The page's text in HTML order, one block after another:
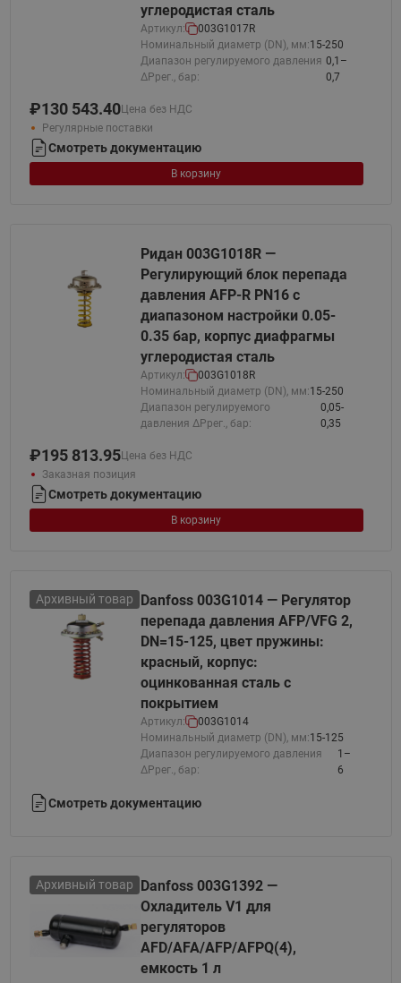
углеродистая сталь
Артикул:
003G1017R
Номинальный диаметр (DN), мм:15-250
Диапазон регулируемого давления
ΔPрег., бар:
0,1–
0,7
₽130 543.40Цена без НДС
Регулярные поставки
Смотреть документацию
В корзину
Ридан 003G1018R —
Регулирующий блок перепада
давления AFP-R PN16 с
диапазоном настройки 0.05-
0.35 бар, корпус диафрагмы
углеродистая сталь
Артикул:
003G1018R
Номинальный диаметр (DN), мм:15-250
Диапазон регулируемого
давления ΔPрег., бар:
0,05-
0,35
₽195 813.95Цена без НДС
Заказная позиция
Смотреть документацию
В корзину
Архивный товар
Danfoss 003G1014 — Регулятор
перепада давления AFP/VFG 2,
DN=15-125, цвет пружины:
красный, корпус:
оцинкованная сталь с
покрытием
Артикул:
003G1014
Номинальный диаметр (DN), мм:15-125
Диапазон регулируемого давления
ΔPрег., бар:
1–
6
Смотреть документацию
Архивный товар
Danfoss 003G1392 —
Охладитель V1 для
регуляторов
AFD/AFA/AFP/AFPQ(4),
емкость 1 л